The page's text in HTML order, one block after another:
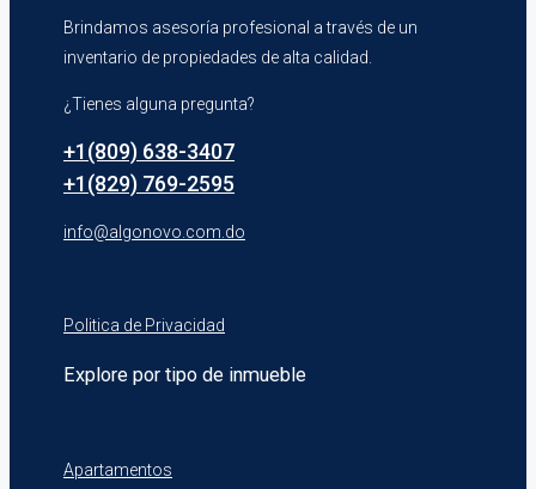
Brindamos asesoría profesional a través de un
inventario de propiedades de alta calidad.
¿Tienes alguna pregunta?
+1(809) 638-3407
+1(829) 769-2595
info@algonovo.com.do
Politica de Privacidad
Explore por tipo de inmueble
Apartamentos